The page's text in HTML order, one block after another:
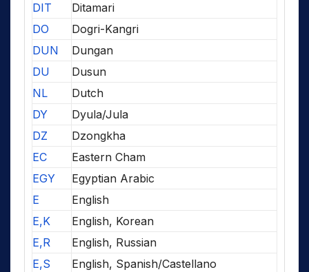
DIT
Ditamari
DO
Dogri-Kangri
DUN
Dungan
DU
Dusun
NL
Dutch
DY
Dyula/Jula
DZ
Dzongkha
EC
Eastern Cham
EGY
Egyptian Arabic
E
English
E,K
English, Korean
E,R
English, Russian
E,S
English, Spanish/Castellano